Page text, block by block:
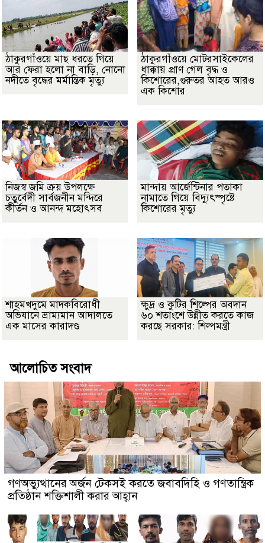
ঠাকুরগাঁওয়ে মাছ ধরতে গিয়ে
আর ফেরা হলো না বাড়ি, নোনো
নদীতে বৃদ্ধের মর্মান্তিক মৃত্যু
ঠাকুরগাঁওয়ে মোটরসাইকেলের
ধাক্কায় প্রাণ গেল বৃদ্ধ ও
কিশোরের,গুরুতর আহত আরও
এক কিশোর
নিজস্ব জমি ক্রয় উপলক্ষে
চতুর্বেদী সার্বজনীন মন্দিরে
কীর্তন ও আনন্দ মহোৎসব
মান্দায় আর্জেন্টিনার পতাকা
নামাতে গিয়ে বিদ্যুৎস্পৃষ্টে
কিশোরের মৃত্যু
শাহমখদুমে মাদকবিরোধী
অভিযানে ভ্রাম্যমান আদালতে
এক মাসের কারাদণ্ড
ক্ষুদ্র ও কুটির শিল্পের অবদান
৬০ শতাংশে উন্নীত করতে কাজ
করছে সরকার: শিল্পমন্ত্রী
আলোচিত সংবাদ
গণঅভ্যুত্থানের অর্জন টেকসই করতে জবাবদিহি ও গণতান্ত্রিক
প্রতিষ্ঠান শক্তিশালী করার আহ্বান